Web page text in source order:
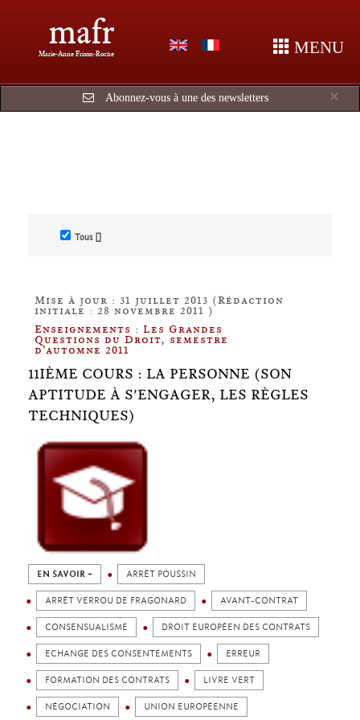
mafr
Marie-Anne Frison-Roche MENU
×
Abonnez-vous à une des newsletters
Tous []
Mise à jour : 31 juillet 2013 (Rédaction
initiale : 28 novembre 2011 )
Enseignements : Les Grandes
Questions du Droit, semestre
d'automne 2011
11IÈME COURS : LA PERSONNE (SON
APTITUDE À S'ENGAGER, LES RÈGLES
TECHNIQUES)
EN SAVOIR + ARRÊT POUSSIN
ARRÊT VERROU DE FRAGONARD AVANT-CONTRAT
CONSENSUALISME DROIT EUROPÉEN DES CONTRATS
ECHANGE DES CONSENTEMENTS ERREUR
FORMATION DES CONTRATS LIVRE VERT
NÉGOCIATION UNION EUROPÉENNE